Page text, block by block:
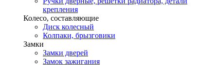
крепления
Колесо, составляющие
Диск колесный
Колпаки, брызговики
Замки
Замки дверей
Замок зажигания